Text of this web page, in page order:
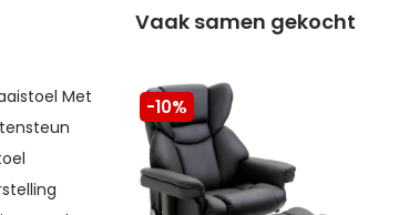
Vaak samen gekocht
-10%